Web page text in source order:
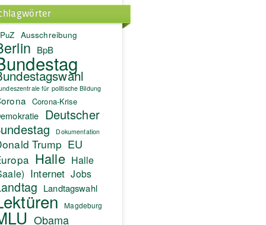
Ausschreibung
BpB
für politische Bildung
Corona-Krise
Deutscher
Dokumentation
Trump EU
Halle Halle
Internet Jobs
Landtagswahl
Magdeburg
Obama